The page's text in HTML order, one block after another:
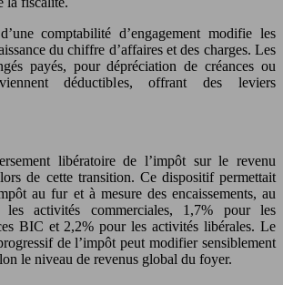
comptabilité d’engagement modifie les
du chiffre d’affaires et des charges. Les
payés, pour dépréciation de créances ou
déductibles, offrant des leviers
libératoire de l’impôt sur le revenu
de cette transition. Ce dispositif permettait
au fur et à mesure des encaissements, au
activités commerciales, 1,7% pour les
BIC et 2,2% pour les activités libérales. Le
de l’impôt peut modifier sensiblement
le niveau de revenus global du foyer.